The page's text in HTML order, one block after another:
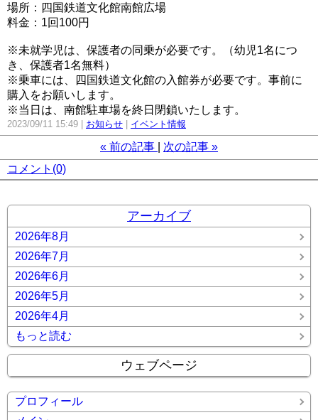
場所：四国鉄道文化館南館広場
料金：1回100円
※未就学児は、保護者の同乗が必要です。（幼児1名につ
き、保護者1名無料）
※乗車には、四国鉄道文化館の入館券が必要です。事前に
購入をお願いします。
※当日は、南館駐車場を終日閉鎖いたします。
2023/09/11 15:49 お知らせ イベント情報
« 前の記事 次の記事 »
コメント(0)
アーカイブ
2026年8月
2026年7月
2026年6月
2026年5月
2026年4月
もっと読む
ウェブページ
プロフィール